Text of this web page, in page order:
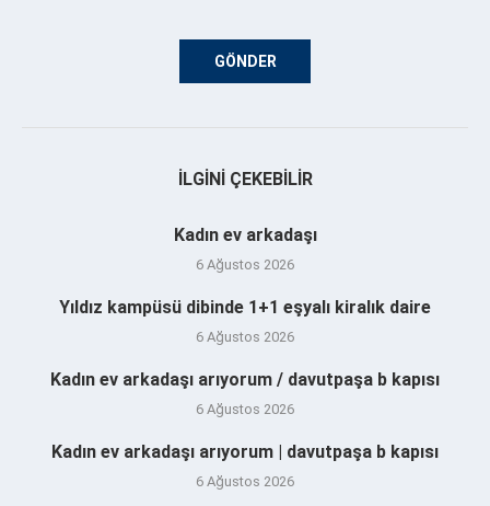
İLGINI ÇEKEBILIR
Kadın ev arkadaşı
6 Ağustos 2026
Yıldız kampüsü dibinde 1+1 eşyalı kiralık daire
6 Ağustos 2026
Kadın ev arkadaşı arıyorum / davutpaşa b kapısı
6 Ağustos 2026
Kadın ev arkadaşı arıyorum | davutpaşa b kapısı
6 Ağustos 2026